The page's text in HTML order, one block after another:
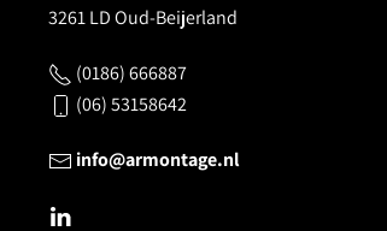
3261 LD Oud-Beijerland
(0186) 666887
(06) 53158642
info@armontage.nl